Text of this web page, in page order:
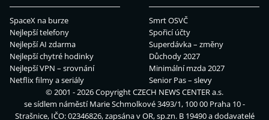
SpaceX na burze
Nejlepší telefony
Nejlepší AI zdarma
Nejlepší chytré hodinky
Nejlepší VPN – srovnání
Netflix filmy a seriály
Smrt OSVČ
Spořicí účty
Superdávka – změny
Důchody 2027
Minimální mzda 2027
Senior Pas – slevy
© 2001 - 2026 CopyrightCZECH NEWS CENTER a.s.
se sídlem náměstí Marie Schmolkové 3493/1, 100 00 Praha 10 -
Strašnice, IČO: 02346826, zapsána v OR, sp.zn. B 19490 a dodavatelé